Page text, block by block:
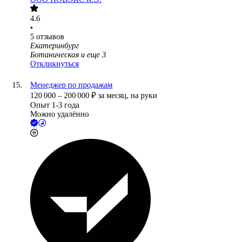
4.6
•
5 отзывов
Екатеринбург
Ботаническая и еще 3
Откликнуться
Менеджер по продажам
120 000 – 200 000 ₽ за месяц, на руки
Опыт 1-3 года
Можно удалённо